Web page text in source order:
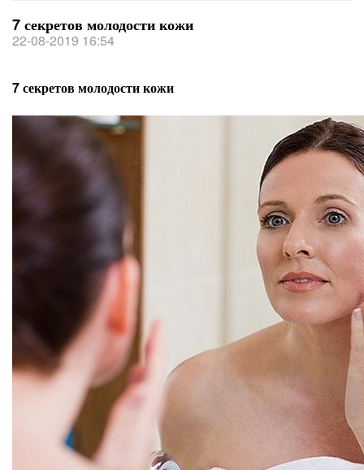
7 секретов молодости кожи
22-08-2019 16:54
7 секретов молодости кожи